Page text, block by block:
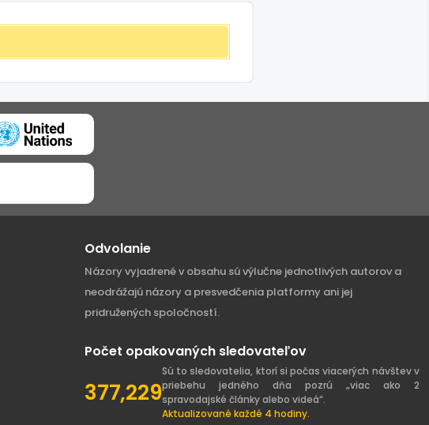
Odvolanie
Názory vyjadrené v obsahu sú výlučne jednotlivých autorov a
neodrážajú názory a presvedčenia platformy ani jej
pridružených spoločností.
Počet opakovaných sledovateľov
377,229
Sú to sledovatelia, ktorí si počas viacerých návštev v
priebehu jedného dňa pozrú „viac ako 2
spravodajské články alebo videá“.
Aktualizované každé 4 hodiny.